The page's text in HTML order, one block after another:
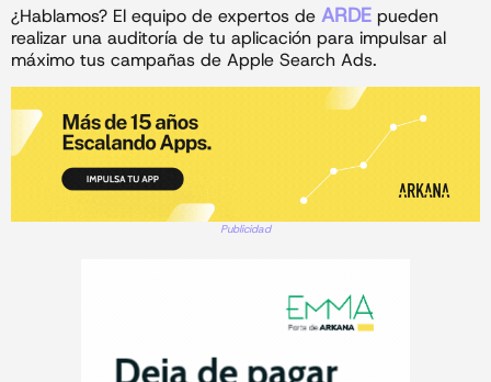
¿Hablamos? El equipo de expertos de ARDE pueden
realizar una auditoría de tu aplicación para impulsar al
máximo tus campañas de Apple Search Ads.
Publicidad